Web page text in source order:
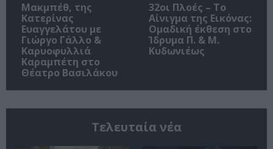
Μακμπέθ, της
Κατερίνας
Ευαγγελάτου με
Γιώργο Γάλλο &
Καρυοφυλλιά
Καραμπέτη στο
Θέατρο Βασιλάκου
32οι Πλοές – Το
Αίνιγμα της Εικόνας:
Ομαδική έκθεση στο
Ίδρυμα Π. & Μ.
Κυδωνιέως
Τελευταία νέα